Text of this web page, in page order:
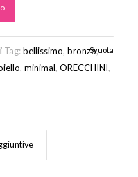
Svuota
Tag:bellissimo, bronzo,
, minimal, ORECCHINI,